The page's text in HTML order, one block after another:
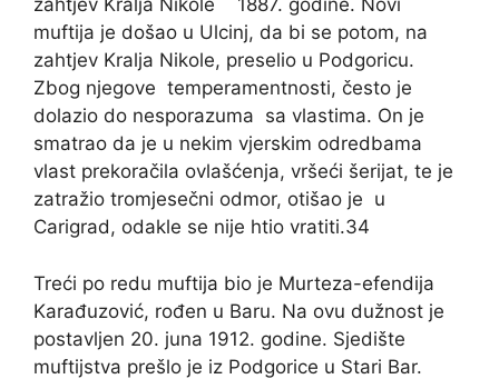
zahtjev Kralja Nikole 1887. godine. Novi
muftija je došao u Ulcinj, da bi se potom, na
zahtjev Kralja Nikole, preselio u Podgoricu.
Zbog njegove temperamentnosti, često je
dolazio do nesporazuma sa vlastima. On je
smatrao da je u nekim vjerskim odredbama
vlast prekoračila ovlašćenja, vršeći šerijat, te je
zatražio tromjesečni odmor, otišao je u
Carigrad, odakle se nije htio vratiti.34
Treći po redu muftija bio je Murteza-efendija
Karađuzović, rođen u Baru. Na ovu dužnost je
postavljen 20. juna 1912. godine. Sjedište
muftijstva prešlo je iz Podgorice u Stari Bar.